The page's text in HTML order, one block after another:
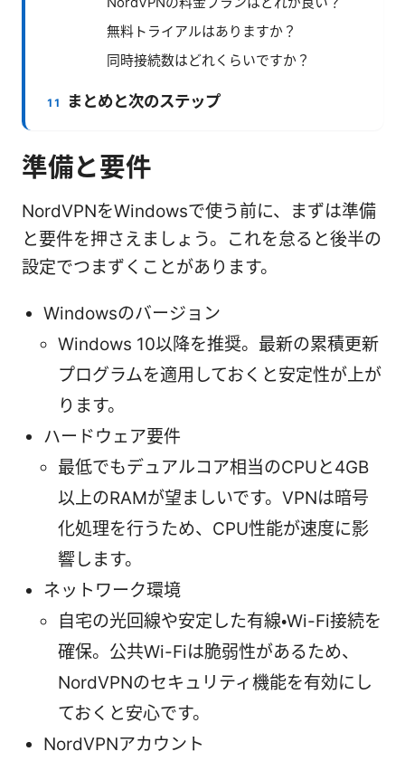
無料トライアルはありますか？
同時接続数はどれくらいですか？
まとめと次のステップ
準備と要件
NordVPNをWindowsで使う前に、まずは準備
と要件を押さえましょう。これを怠ると後半の
設定でつまずくことがあります。
Windowsのバージョン
Windows 10以降を推奨。最新の累積更新
プログラムを適用しておくと安定性が上が
ります。
ハードウェア要件
最低でもデュアルコア相当のCPUと4GB
以上のRAMが望ましいです。VPNは暗号
化処理を行うため、CPU性能が速度に影
響します。
ネットワーク環境
自宅の光回線や安定した有線・Wi-Fi接続を
確保。公共Wi-Fiは脆弱性があるため、
NordVPNのセキュリティ機能を有効にし
ておくと安心です。
NordVPNアカウント